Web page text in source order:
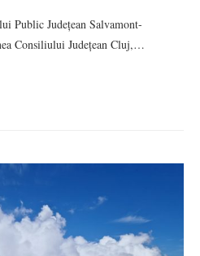
Public Județean Salvamont-
Consiliului Județean Cluj,…